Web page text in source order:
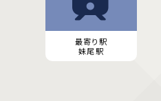
最寄り駅
妹尾駅